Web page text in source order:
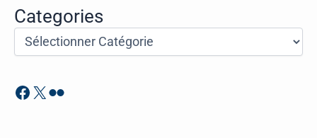
i
v
s
Categories
C
g
o
Facebook X Flickr